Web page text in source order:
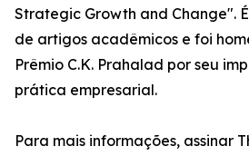
Strategic Growth and Change".
de artigos acadêmicos e foi
Prêmio C.K. Prahalad por seu
prática empresarial.
Para mais informações, assinar